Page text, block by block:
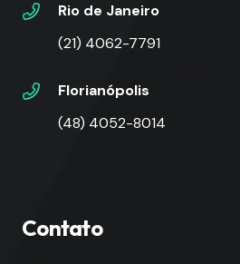
Rio de Janeiro
(21) 4062-7791
Florianópolis
(48) 4052-8014
Contato